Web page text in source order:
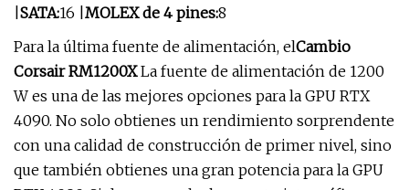
SATA:16 | MOLEX de 4 pines:8
Para la última fuente de alimentación, elCambio
Corsair RM1200XLa fuente de alimentación de 1200
W es una de las mejores opciones para la GPU RTX
4090. No solo obtienes un rendimiento sorprendente
con una calidad de construcción de primer nivel, sino
que también obtienes una gran potencia para la GPU